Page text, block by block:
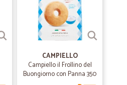
CAMPIELLO
Campiello il Frollino del
Buongiorno con Panna 350